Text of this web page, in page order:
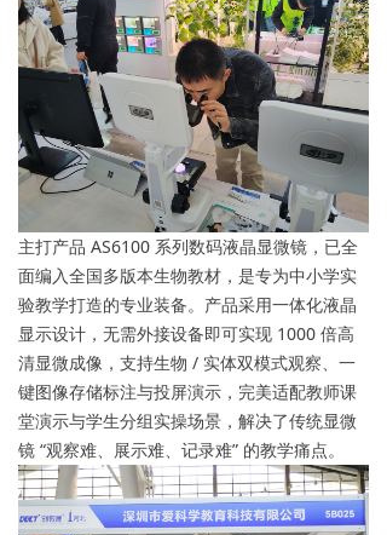
主打产品 AS6100 系列数码液晶显微镜，已全
面编入全国多版本生物教材，是专为中小学实
验教学打造的专业装备。产品采用一体化液晶
显示设计，无需外接设备即可实现 1000 倍高
清显微成像，支持生物 / 实体双模式观察、一
键图像存储标注与投屏演示，完美适配教师课
堂演示与学生分组实操场景，解决了传统显微
镜 “观察难、展示难、记录难” 的教学痛点。